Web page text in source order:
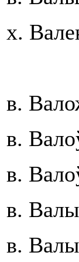
х.
в.
в.
в.
в.
в.